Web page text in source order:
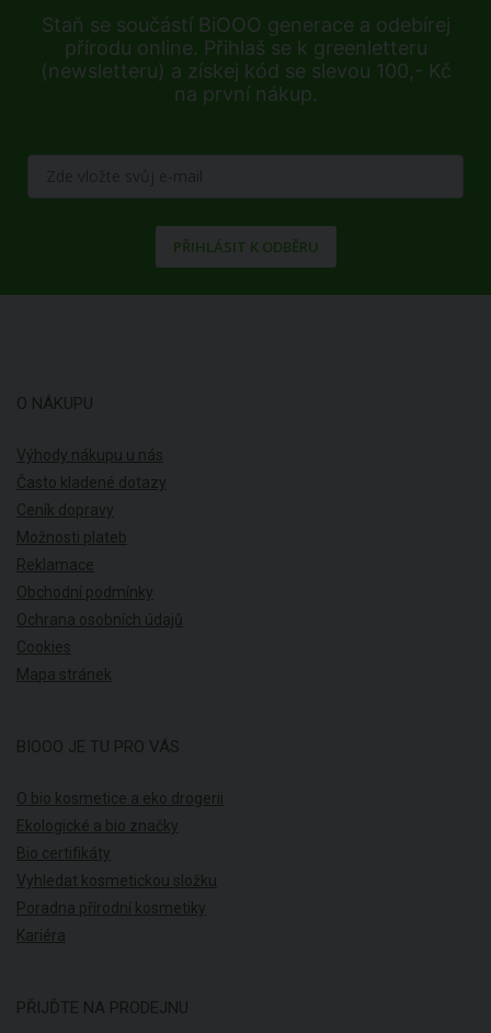
Staň se součástí BiOOO generace a odebírej
přírodu online. Přihlaš se k greenletteru
(newsletteru) a získej kód se slevou 100,- Kč
na první nákup.
PŘIHLÁSIT K ODBĚRU
O NÁKUPU
Výhody nákupu u nás
Často kladené dotazy
Ceník dopravy
Možnosti plateb
Reklamace
Obchodní podmínky
Ochrana osobních údajů
Cookies
Mapa stránek
BIOOO JE TU PRO VÁS
O bio kosmetice a eko drogerii
Ekologické a bio značky
Bio certifikáty
Vyhledat kosmetickou složku
Poradna přírodní kosmetiky
Kariéra
PŘIJĎTE NA PRODEJNU